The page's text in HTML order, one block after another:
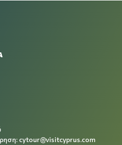
cytour@visitcyprus.com